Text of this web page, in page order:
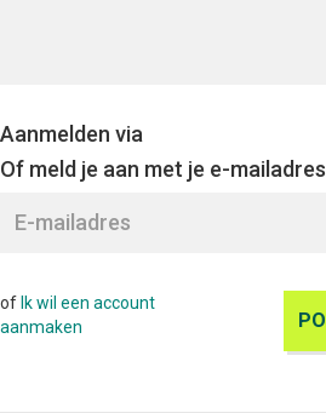
Aanmelden via
Of meld je aan met je e-mailadres
ofIk wil een account
aanmaken